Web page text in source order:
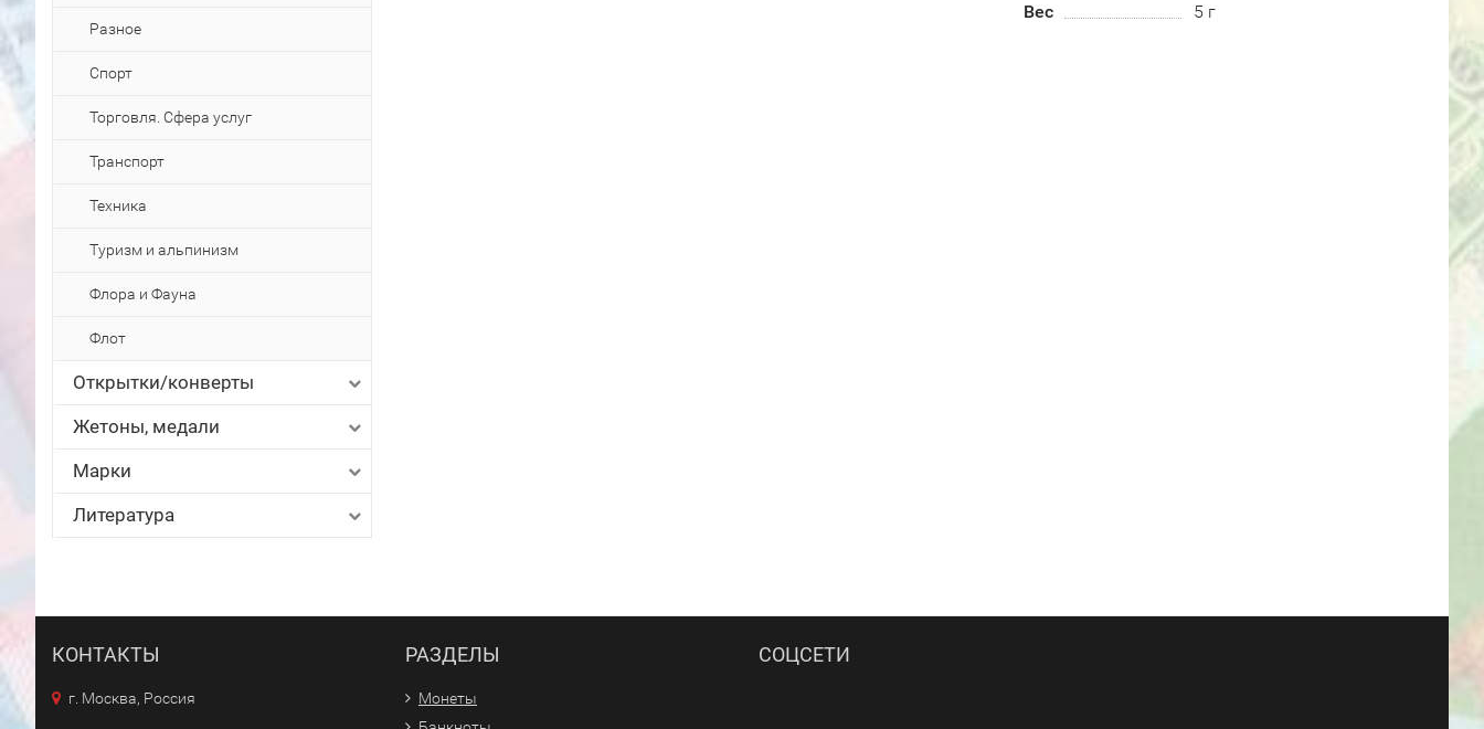
Разное
Спорт
Торговля. Сфера услуг
Транспорт
Техника
Туризм и альпинизм
Флора и Фауна
Флот
Открытки/конверты
Жетоны, медали
Марки
Литература
Вес 5 г
КОНТАКТЫ
г. Москва, Россия
РАЗДЕЛЫ
Монеты
СОЦСЕТИ